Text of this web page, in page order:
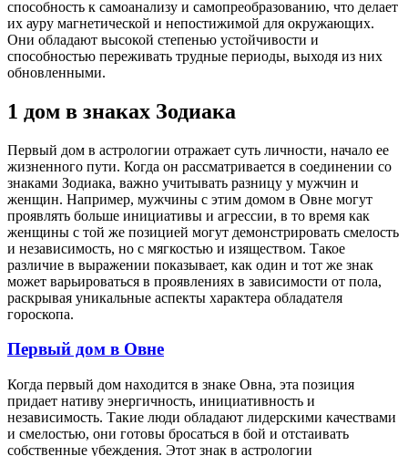
способность к самоанализу и самопреобразованию, что делает
их ауру магнетической и непостижимой для окружающих.
Они обладают высокой степенью устойчивости и
способностью переживать трудные периоды, выходя из них
обновленными.
1 дом в знаках Зодиака
Первый дом в астрологии отражает суть личности, начало ее
жизненного пути. Когда он рассматривается в соединении со
знаками Зодиака, важно учитывать разницу у мужчин и
женщин. Например, мужчины с этим домом в Овне могут
проявлять больше инициативы и агрессии, в то время как
женщины с той же позицией могут демонстрировать смелость
и независимость, но с мягкостью и изяществом. Такое
различие в выражении показывает, как один и тот же знак
может варьироваться в проявлениях в зависимости от пола,
раскрывая уникальные аспекты характера обладателя
гороскопа.
Первый дом в Овне
Когда первый дом находится в знаке Овна, эта позиция
придает нативу энергичность, инициативность и
независимость. Такие люди обладают лидерскими качествами
и смелостью, они готовы бросаться в бой и отстаивать
собственные убеждения. Этот знак в астрологии